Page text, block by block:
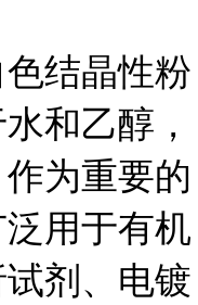
结晶性粉
和乙醇，
为重要的
用于有机
剂、电镀